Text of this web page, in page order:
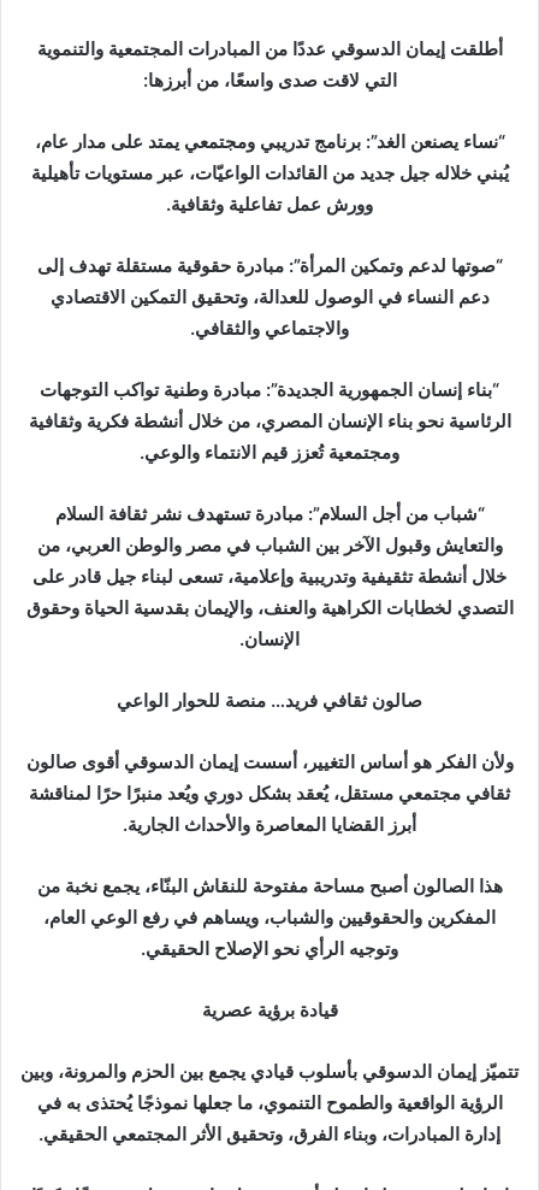
أطلقت إيمان الدسوقي عددًا من المبادرات المجتمعية والتنموية
التي لاقت صدى واسعًا، من أبرزها:
“نساء يصنعن الغد”: برنامج تدريبي ومجتمعي يمتد على مدار عام،
يُبني خلاله جيل جديد من القائدات الواعيّات، عبر مستويات تأهيلية
وورش عمل تفاعلية وثقافية.
“صوتها لدعم وتمكين المرأة”: مبادرة حقوقية مستقلة تهدف إلى
دعم النساء في الوصول للعدالة، وتحقيق التمكين الاقتصادي
والاجتماعي والثقافي.
“بناء إنسان الجمهورية الجديدة”: مبادرة وطنية تواكب التوجهات
الرئاسية نحو بناء الإنسان المصري، من خلال أنشطة فكرية وثقافية
ومجتمعية تُعزز قيم الانتماء والوعي.
“شباب من أجل السلام”: مبادرة تستهدف نشر ثقافة السلام
والتعايش وقبول الآخر بين الشباب في مصر والوطن العربي، من
خلال أنشطة تثقيفية وتدريبية وإعلامية، تسعى لبناء جيل قادر على
التصدي لخطابات الكراهية والعنف، والإيمان بقدسية الحياة وحقوق
الإنسان.
صالون ثقافي فريد… منصة للحوار الواعي
ولأن الفكر هو أساس التغيير، أسست إيمان الدسوقي أقوى صالون
ثقافي مجتمعي مستقل، يُعقد بشكل دوري ويُعد منبرًا حرًا لمناقشة
أبرز القضايا المعاصرة والأحداث الجارية.
هذا الصالون أصبح مساحة مفتوحة للنقاش البنّاء، يجمع نخبة من
المفكرين والحقوقيين والشباب، ويساهم في رفع الوعي العام،
وتوجيه الرأي نحو الإصلاح الحقيقي.
قيادة برؤية عصرية
تتميّز إيمان الدسوقي بأسلوب قيادي يجمع بين الحزم والمرونة، وبين
الرؤية الواقعية والطموح التنموي، ما جعلها نموذجًا يُحتذى به في
إدارة المبادرات، وبناء الفرق، وتحقيق الأثر المجتمعي الحقيقي.